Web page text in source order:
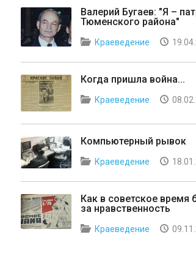
Валерий Бугаев: "Я –
Тюменского района"
Краеведение
Когда пришла война...
Краеведение
Компьютерный рывок
Краеведение
Как в советское время
за нравственность
Краеведение